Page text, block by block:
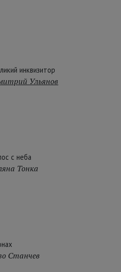
инквизитор
Ульянов
с неба
Тонка
Станчев